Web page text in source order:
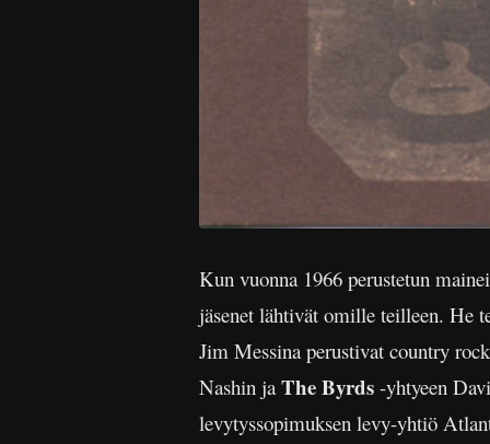
Kun vuonna 1966 perustetun
jäsenet lähtivät omille teilleen. He
Jim Messina perustivat country
Nashin jaThe Byrds -yhtyeen
levytyssopimuksen levy-yhtiö